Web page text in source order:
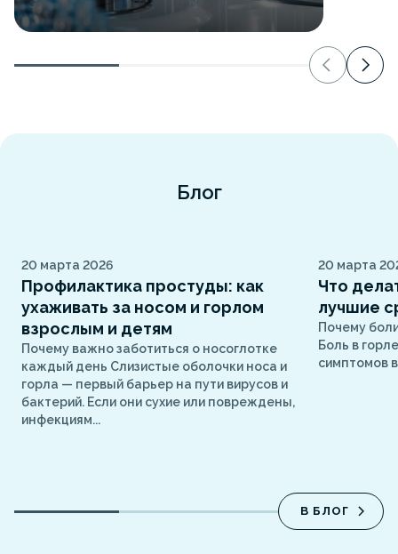
Блог
20 марта 2026
Профилактика простуды: как
ухаживать за носом и горлом
взрослым и детям
Почему важно заботиться о носоглотке
каждый день Слизистые оболочки носа и
горла — первый барьер на пути вирусов и
бактерий. Если они сухие или повреждены,
инфекциям...
20 марта
Что
лучшие
Почему
Боль в
симптомов
В БЛОГ